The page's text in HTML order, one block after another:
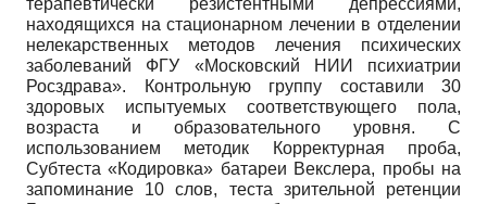
находящихся на стационарном лечении в отделении
нелекарственных методов лечения психических
заболеваний ФГУ «Московский НИИ психиатрии
Росздрава». Контрольную группу составили 30
здоровых испытуемых соответствующего пола,
возраста и образовательного уровня. С
использованием методик Корректурная проба,
Субтеста «Кодировка» батареи Векслера, пробы на
запоминание 10 слов, теста зрительной ретенции